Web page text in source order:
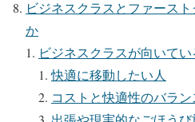
ビジネスクラスとファース
か
ビジネスクラスが向いてい
快適に移動したい人
コストと快適性のバラ